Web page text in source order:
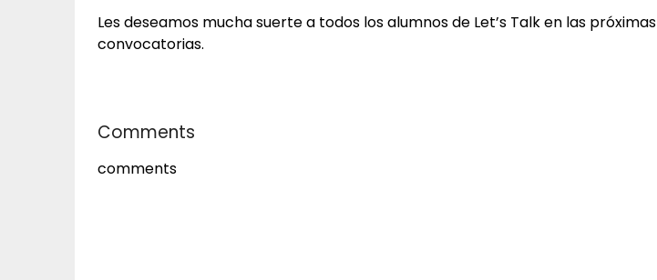
Les deseamos mucha suerte a todos los alumnos de Let’s Talk en las próximas
convocatorias.
Comments
comments